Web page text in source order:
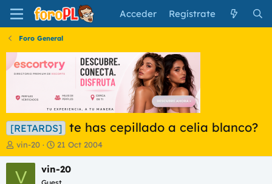
Acceder Regístrate
Foro General
[RETARDS] te has cepillado a celia blanco?
I
n
i
c
vin-20
F
e
c
21 Oct 2004
V vin-20